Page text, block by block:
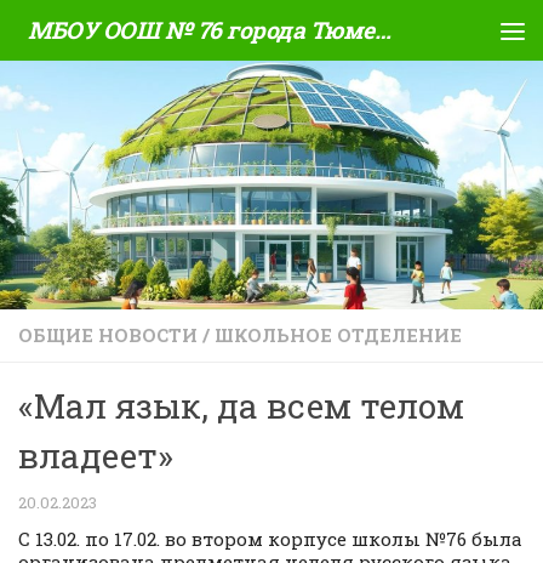
Skip to content МБОУ ООШ № 76 города Тюмени
ОБЩИЕ НОВОСТИ / ШКОЛЬНОЕ ОТДЕЛЕНИЕ
«Мал язык, да всем телом
владеет»
20.02.2023
С 13.02. по 17.02. во втором корпусе школы №76 была